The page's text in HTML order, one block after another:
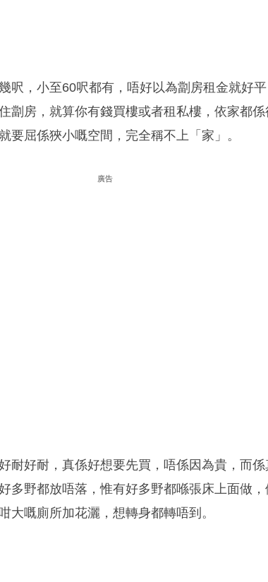
呎，小至60呎都有，唔好以為劏房租金就好
劏房，就算你有錢買樓或者租私樓，依家都
要屈係狹小嘅空間，完全稱不上「家」。
廣告
耐好耐，真係好想要先買，唔係因為貴，而
多野都放唔落，惟有好多野都喺張床上面做，
大嘅廁所加花灑，想轉身都轉唔到。